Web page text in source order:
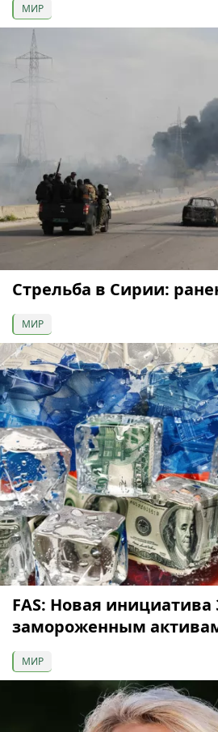
МИР
Стрельба в Сирии:
МИР
FAS: Новая инициатива
замороженным
МИР